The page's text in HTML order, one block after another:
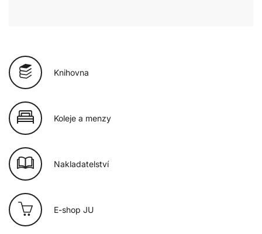
Knihovna
Koleje a menzy
Nakladatelství
E-shop JU